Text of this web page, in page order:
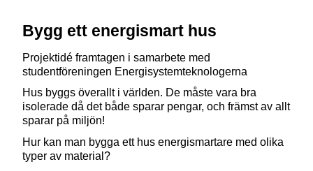
Bygg ett energismart hus
Projektidé framtagen i samarbete med
studentföreningen Energisystemteknologerna
Hus byggs överallt i världen. De måste vara bra
isolerade då det både sparar pengar, och främst av allt
sparar på miljön!
Hur kan man bygga ett hus energismartare med olika
typer av material?